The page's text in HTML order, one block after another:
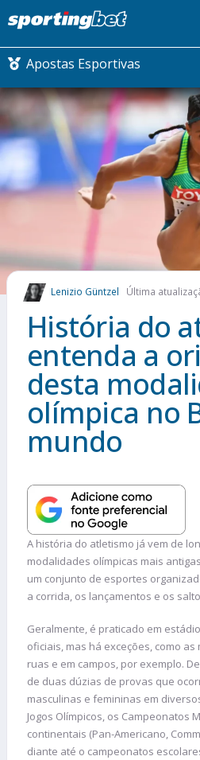
Apostas Esportivas
CONMEBOL
FUTEBOL NACIONAL
FUTEBOL
COMO APOSTAR
MAIS ESPORTES
Lenizio Güntzel Última
História do
entenda a
desta
olímpica no
mundo
A história do atletismo já vem de
modalidades olímpicas mais
um conjunto de esportes
a corrida, os lançamentos e os
Geralmente, é praticado em
oficiais, mas há exceções, como
ruas e em campos, por exemplo.
de duas dúzias de provas que
masculinas e femininas em
Jogos Olímpicos, os Campeonatos
continentais (Pan-Americano,
diante até o campeonatos